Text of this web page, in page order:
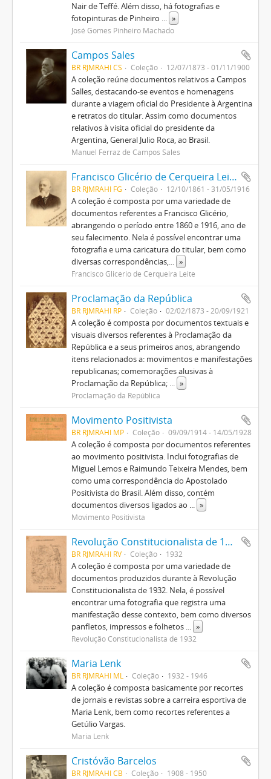
Nair de Teffé. Além disso, há fotografias e
fotopinturas de Pinheiro ... »
José Gomes Pinheiro Machado
Campos Sales
BR RJMRAHI CS Coleção 12/07/1873 - 01/11/1900
A coleção reúne documentos relativos a Campos
Salles, destacando-se eventos e homenagens
durante a viagem oficial do Presidente à Argentina
e retratos do titular. Assim como documentos
relativos à visita oficial do presidente da
Argentina, General Julio Roca, ao Brasil.
Manuel Ferraz de Campos Sales
Francisco Glicério de Cerqueira Leite
BR RJMRAHI FG Coleção 12/10/1861 - 31/05/1916
A coleção é composta por uma variedade de
documentos referentes a Francisco Glicério,
abrangendo o período entre 1860 e 1916, ano de
seu falecimento. Nela é possível encontrar uma
fotografia e uma caricatura do titular, bem como
diversas correspondências,... »
Francisco Glicério de Cerqueira Leite
Proclamação da República
BR RJMRAHI RP Coleção 02/02/1873 - 20/09/1921
A coleção é composta por documentos textuais e
visuais diversos referentes à Proclamação da
República e a seus primeiros anos, abrangendo
itens relacionados a: movimentos e manifestações
republicanas; comemorações alusivas à
Proclamação da República; ... »
Proclamação da República
Movimento Positivista
BR RJMRAHI MP Coleção 09/09/1914 - 14/05/1928
A coleção é composta por documentos referentes
ao movimento positivista. Inclui fotografias de
Miguel Lemos e Raimundo Teixeira Mendes, bem
como uma correspondência do Apostolado
Positivista do Brasil. Além disso, contém
documentos diversos ligados ao ... »
Movimento Positivista
Revolução Constitucionalista de 1932
BR RJMRAHI RV Coleção 1932
A coleção é composta por uma variedade de
documentos produzidos durante à Revolução
Constitucionalista de 1932. Nela, é possível
encontrar uma fotografia que registra uma
manifestação desse contexto, bem como diversos
panfletos, impressos e folhetos ... »
Revolução Constitucionalista de 1932
Maria Lenk
BR RJMRAHI ML Coleção 1932 - 1946
A coleção é composta basicamente por recortes
de jornais e revistas sobre a carreira esportiva de
Maria Lenk, bem como recortes referentes a
Getúlio Vargas.
Maria Lenk
Cristóvão Barcelos
BR RJMRAHI CB Coleção 1908 - 1950